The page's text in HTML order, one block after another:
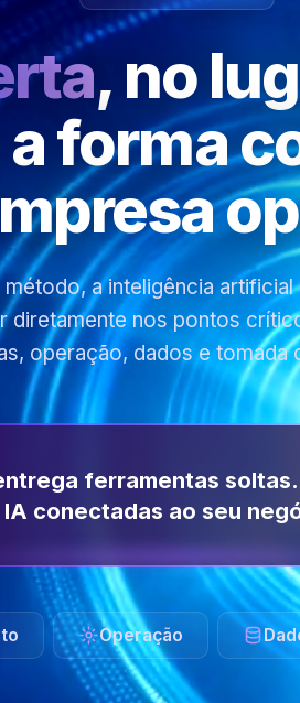
, no
forma
a inteligência
diretamente nos pontos
operação, dados e tomada
ferramentas
conectadas ao seu
Operação